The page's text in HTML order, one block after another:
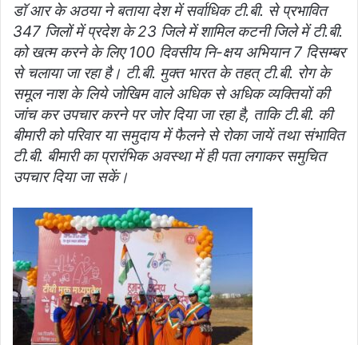
डॉ आर के अठया ने बताया देश में सर्वाधिक टी.बी. से प्रभावित
347 जिलों में प्रदेश के 23 जिले में शामिल कटनी जिले में टी.बी.
को खत्म करने के लिए 100 दिवसीय नि-क्षय अभियान 7 दिसम्बर
से चलाया जा रहा है। टी.बी. मुक्त भारत के तहत् टी.बी. रोग के
समूल नाश के लिये जोखिम वाले अधिक से अधिक व्यक्तियों की
जांच कर उपचार करने पर जोर दिया जा रहा है, ताकि टी.बी. की
बीमारी को परिवार या समुदाय में फैलने से रोका जायें तथा संभावित
टी.बी. बीमारी का प्रारंभिक अवस्था में ही पता लगाकर समुचित
उपचार दिया जा सकें।